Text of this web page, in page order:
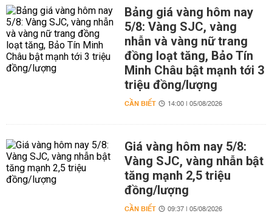
Bảng giá vàng hôm nay
5/8: Vàng SJC, vàng
nhẫn và vàng nữ trang
đồng loạt tăng, Bảo Tín
Minh Châu bật mạnh tới 3
triệu đồng/lượng
CẦN BIẾT 14:00 | 05/08/2026
Giá vàng hôm nay 5/8:
Vàng SJC, vàng nhẫn bật
tăng mạnh 2,5 triệu
đồng/lượng
CẦN BIẾT 09:37 | 05/08/2026